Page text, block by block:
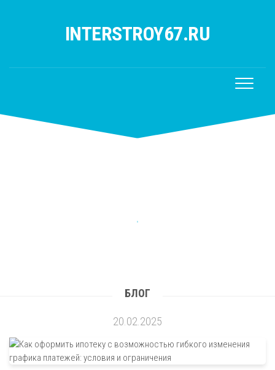
INTERSTROY67.RU
БЛОГ
20.02.2025